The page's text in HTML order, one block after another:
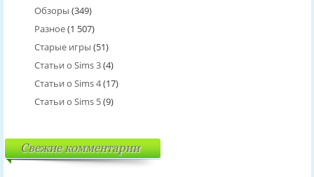
Обзоры (349)
Разное(1 507)
Старые игры (51)
Статьи о Sims 3(4)
Статьи о Sims 4(17)
Статьи о Sims 5(9)
Свежие комментарии